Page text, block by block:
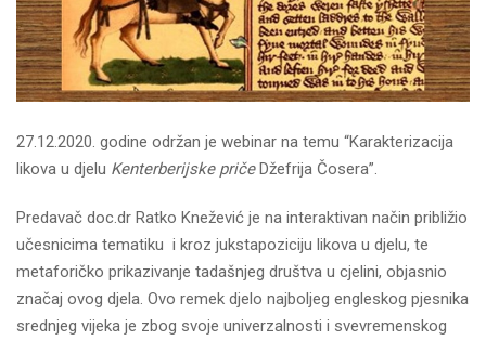
27.12.2020. godine održan je webinar na temu “Karakterizacija
likova u djelu Kenterberijske pričeDžefrija Čosera”.
Predavač doc.dr Ratko Knežević je na interaktivan način približio
učesnicima tematiku i kroz jukstapoziciju likova u djelu, te
metaforičko prikazivanje tadašnjeg društva u cjelini, objasnio
značaj ovog djela. Ovo remek djelo najboljeg engleskog pjesnika
srednjeg vijeka je zbog svoje univerzalnosti i svevremenskog